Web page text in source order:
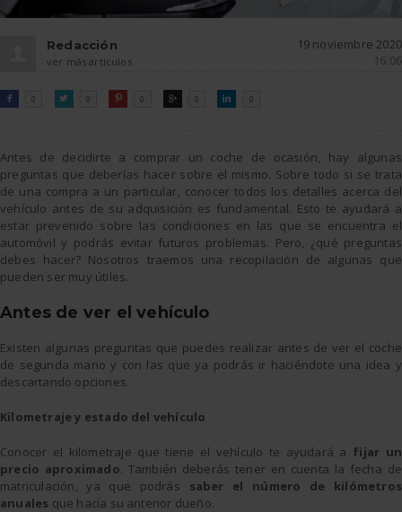
Redacción
ver más artículos
19 noviembre 2020
16:06

FACEBOOK
0 
TWITTER0 
PINTEREST
0 
GOOGLE0 
LINKEDIN
0
Antes de decidirte a comprar un coche de ocasión, hay algunas
preguntas que deberías hacer sobre el mismo. Sobre todo si se trata
de una compra a un particular, conocer todos los detalles acerca del
vehículo antes de su adquisición es fundamental. Esto te ayudará a
estar prevenido sobre las condiciones en las que se encuentra el
automóvil y podrás evitar futuros problemas. Pero, ¿qué preguntas
debes hacer? Nosotros traemos una recopilación de algunas que
pueden ser muy útiles.
Antes de ver el vehículo
Existen algunas preguntas que puedes realizar antes de ver el coche
de segunda mano y con las que ya podrás ir haciéndote una idea y
descartando opciones.
Kilometraje y estado del vehículo
Conocer el kilometraje que tiene el vehículo te ayudará a fijar un
precio aproximado. También deberás tener en cuenta la fecha de
matriculación, ya que podrás saber el número de kilómetros
anuales que hacía su anterior dueño.